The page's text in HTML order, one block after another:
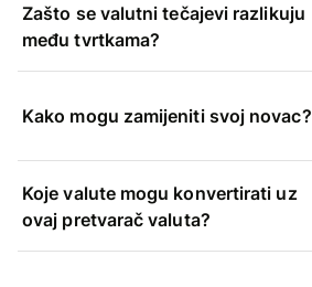
Zašto se valutni tečajevi razlikuju
među tvrtkama?
Kako mogu zamijeniti svoj novac?
Koje valute mogu konvertirati uz
ovaj pretvarač valuta?